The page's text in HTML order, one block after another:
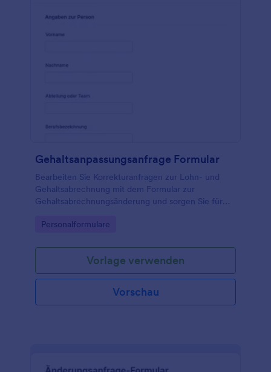
Gehaltsanpassungsanfrage Formular
Bearbeiten Sie Korrekturanfragen zur Lohn- und
Gehaltsabrechnung mit dem Formular zur
Gehaltsabrechnungsänderung und sorgen Sie für
nachvollziehbare Formularantworten in Jotform.
Go to Category:
Personalformulare
Vorlage verwenden
Vorschau